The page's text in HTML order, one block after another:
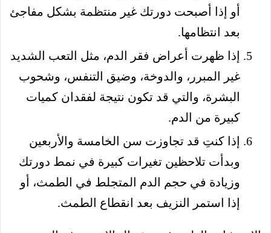
أو إذا أصبحت دورتك غير منتظمة بشكل مفاجئ
بعد انتظامها.
إذا ظهرت أعراض فقر الدم، مثل التعب الشديد
غير المبرر، والدوخة، وضيق التنفس، وشحوب
البشرة، والتي قد تكون نتيجة لفقدان كميات
كبيرة من الدم.
إذا كنتِ قد تجاوزت سن الخامسة والأربعين
وبدأت تلاحظين تغيرات كبيرة في نمط دورتك
وزيادة في حجم الدم المتجلط في الطمث، أو
إذا استمر النزيف بعد انقطاع الطمث.